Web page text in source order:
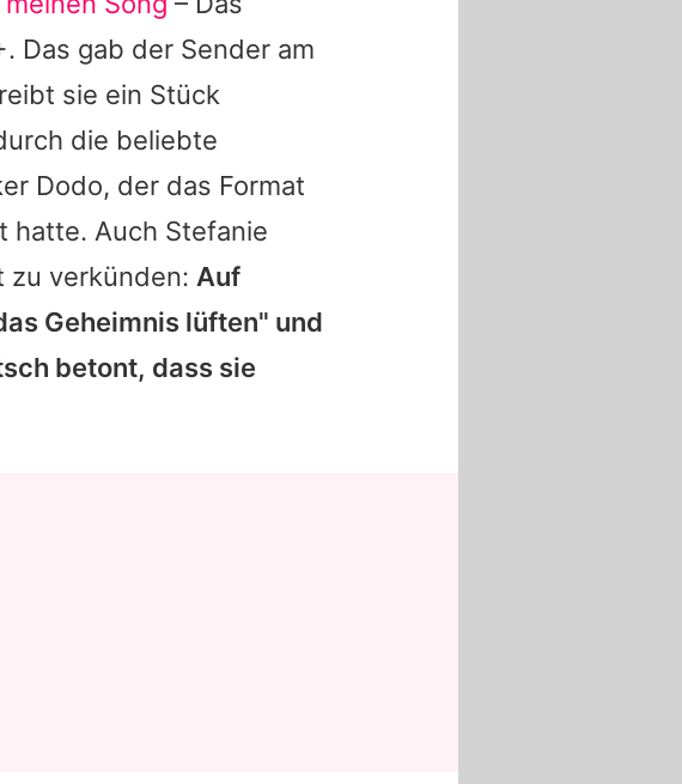
Das gab der Sender am
sie ein Stück
die beliebte
Dodo, der das Format
hatte. Auch Stefanie
zu verkünden: Auf
Geheimnis lüften" und
betont, dass sie